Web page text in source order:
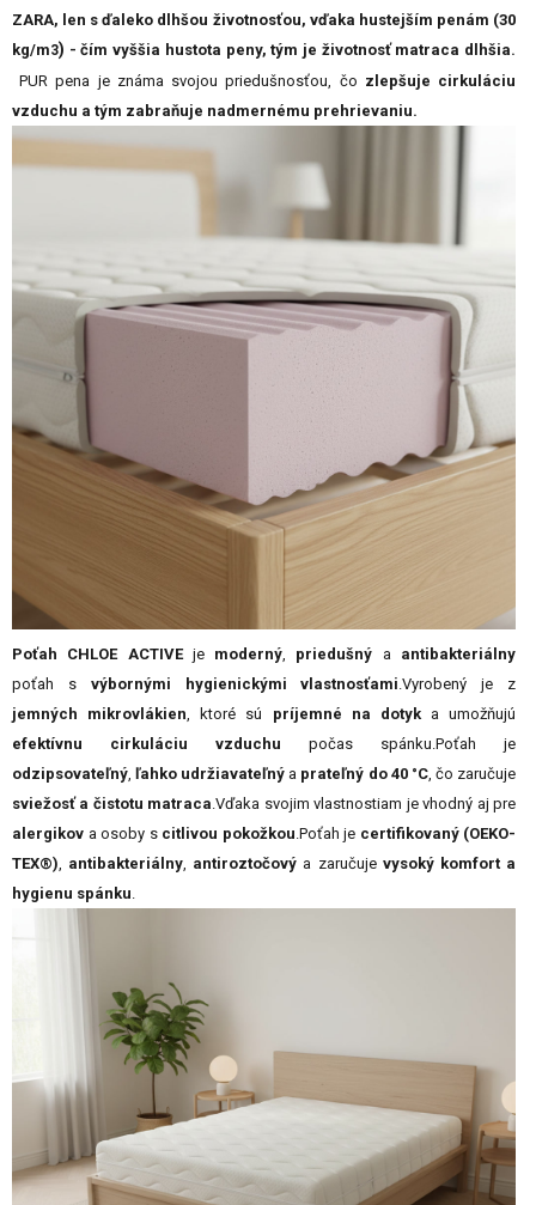
ZARA, len s ďaleko dlhšou životnosťou, vďaka hustejším penám (30
kg/m3) - čím vyššia hustota peny, tým je životnosť matraca dlhšia.
PUR pena je známa svojou priedušnosťou, čo zlepšuje cirkuláciu
vzduchu a tým zabraňuje nadmernému prehrievaniu.
Poťah CHLOE ACTIVEje moderný priedušný a antibakteriálny
poťah s výbornými hygienickými vlastnosťami .Vyrobený je z
jemných mikrovlákien , ktoré sú príjemné na dotyka umožňujú
efektívnu cirkuláciu vzduchu počas spánku.Poťah je
odzipsovateľný ,ľahko udržiavateľný a prateľný do 40 °C, čo zaručuje
sviežosť a čistotu matraca .Vďaka svojim vlastnostiam je vhodný aj pre
alergikov a osoby s citlivou pokožkou .Poťah je certifikovaný (OEKO-
TEX®)
antibakteriálny antiroztočový a zaručuje vysoký komfort a
hygienu spánku